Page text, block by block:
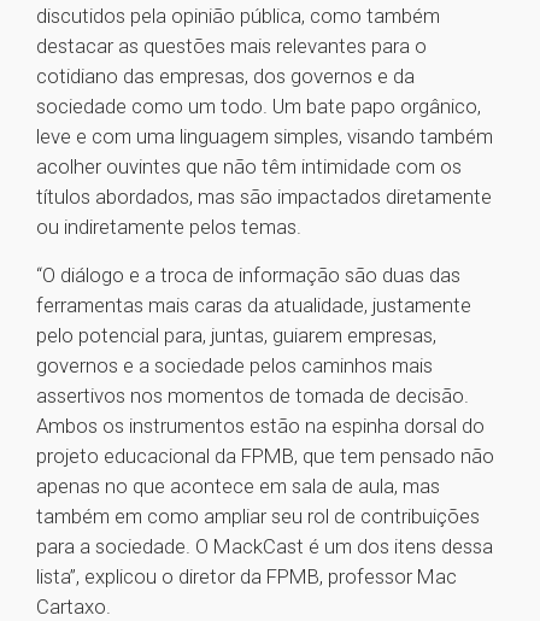
discutidos pela opinião pública, como também
destacar as questões mais relevantes para o
cotidiano das empresas, dos governos e da
sociedade como um todo. Um bate papo orgânico,
leve e com uma linguagem simples, visando também
acolher ouvintes que não têm intimidade com os
títulos abordados, mas são impactados diretamente
ou indiretamente pelos temas.
“O diálogo e a troca de informação são duas das
ferramentas mais caras da atualidade, justamente
pelo potencial para, juntas, guiarem empresas,
governos e a sociedade pelos caminhos mais
assertivos nos momentos de tomada de decisão.
Ambos os instrumentos estão na espinha dorsal do
projeto educacional da FPMB, que tem pensado não
apenas no que acontece em sala de aula, mas
também em como ampliar seu rol de contribuições
para a sociedade. O MackCast é um dos itens dessa
lista”, explicou o diretor da FPMB, professor Mac
Cartaxo.